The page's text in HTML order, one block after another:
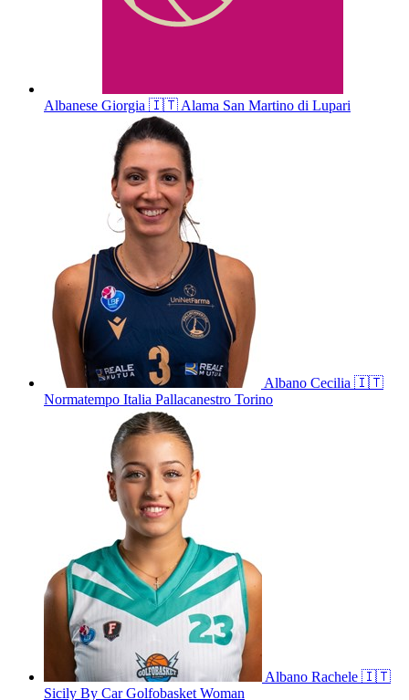
Albanese Giorgia 🇮🇹Alama San Martino di Lupari
Albano Cecilia 🇮🇹
Normatempo Italia Pallacanestro Torino
Albano Rachele 🇮🇹
Sicily By Car Golfobasket Woman